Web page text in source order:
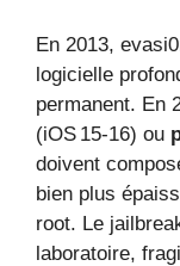
En 2013,
logicielle
permanent. En
(iOS 15-16) ou
doivent
bien plus
root. Le
laboratoire,